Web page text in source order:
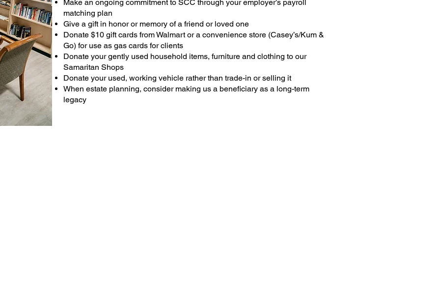
Make an ongoing commitment to SCC through your employer’s payroll
matching plan
Give a gift in honor or memory of a friend or loved one
Donate $10 gift cards from Walmart or a convenience store (Casey’s/Kum &
Go) for use as gas cards for clients
Donate your gently used household items, furniture and clothing to our
Samaritan Shops
Donate your used, working vehicle rather than trade-in or selling it
When estate planning, consider making us a beneficiary as a long-term
legacy